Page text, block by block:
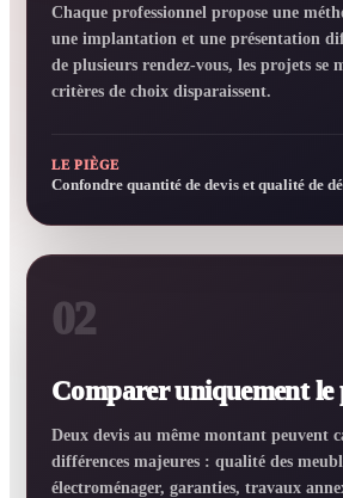
Chaque professionnel propose une
une implantation et une présentation
de plusieurs rendez-vous, les projets se
critères de choix disparaissent.
LE PIÈGE
Confondre quantité de devis et qualité de
02
Comparer uniquement le
Deux devis au même montant peuvent
différences majeures : qualité des
électroménager, garanties, travaux